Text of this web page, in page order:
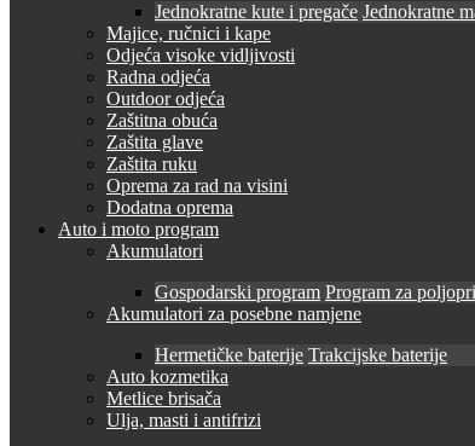
Jednokratne kute i pregače Jednokratne
Majice, ručnici i kape
Odjeća visoke vidljivosti
Radna odjeća
Outdoor odjeća
Zaštitna obuća
Zaštita glave
Zaštita ruku
Oprema za rad na visini
Dodatna oprema
Auto i moto program
Akumulatori
Gospodarski program Program za
Akumulatori za posebne namjene
Hermetičke baterije Trakcijske baterije
Auto kozmetika
Metlice brisača
Ulja, masti i antifrizi